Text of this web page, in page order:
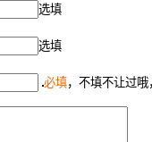
选填
选填
必填，不填不让过